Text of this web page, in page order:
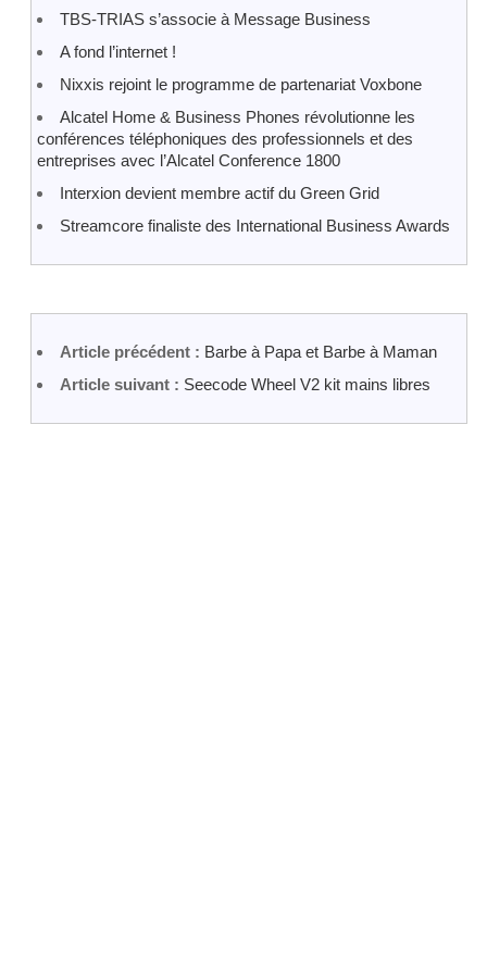
TBS-TRIAS s’associe à Message Business
A fond l’internet !
Nixxis rejoint le programme de partenariat Voxbone
Alcatel Home & Business Phones révolutionne les
conférences téléphoniques des professionnels et des
entreprises avec l’Alcatel Conference 1800
Interxion devient membre actif du Green Grid
Streamcore finaliste des International Business Awards
Article précédent : Barbe à Papa et Barbe à Maman
Article suivant : Seecode Wheel V2 kit mains libres